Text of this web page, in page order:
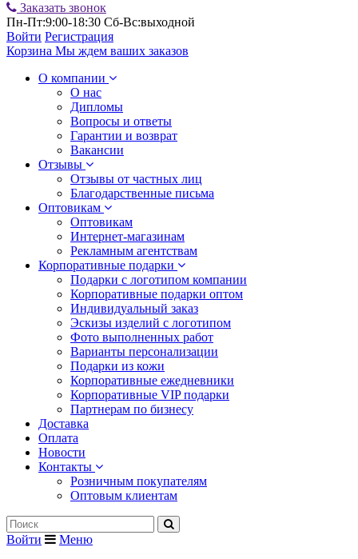
Заказать звонок
Пн-Пт:9:00-18:30 Сб-Вс:выходной
Войти Регистрация
Корзина Мы ждем ваших заказов
О компании
О нас
Дипломы
Вопросы и ответы
Гарантии и возврат
Вакансии
Отзывы
Отзывы от частных лиц
Благодарственные письма
Оптовикам
Оптовикам
Интернет-магазинам
Рекламным агентствам
Корпоративные подарки
Подарки с логотипом компании
Корпоративные подарки оптом
Индивидуальный заказ
Эскизы изделий с логотипом
Фото выполненных работ
Варианты персонализации
Подарки из кожи
Корпоративные ежедневники
Корпоративные VIP подарки
Партнерам по бизнесу
Доставка
Оплата
Новости
Контакты
Розничным покупателям
Оптовым клиентам
Войти
Меню